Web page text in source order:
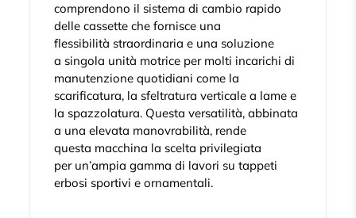
comprendono il sistema di cambio rapido
delle cassette che fornisce una
flessibilità straordinaria e una soluzione
a singola unità motrice per molti incarichi di
manutenzione quotidiani come la
scarificatura, la sfeltratura verticale a lame e
la spazzolatura. Questa versatilità, abbinata
a una elevata manovrabilità, rende
questa macchina la scelta privilegiata
per un’ampia gamma di lavori su tappeti
erbosi sportivi e ornamentali.